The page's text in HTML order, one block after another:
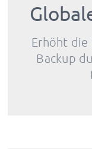
Erhöht die
Backup